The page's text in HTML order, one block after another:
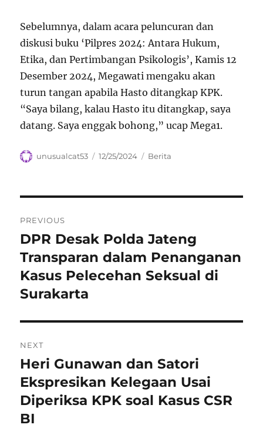
Sebelumnya, dalam acara peluncuran dan
diskusi buku ‘Pilpres 2024: Antara Hukum,
Etika, dan Pertimbangan Psikologis’, Kamis 12
Desember 2024, Megawati mengaku akan
turun tangan apabila Hasto ditangkap KPK.
“Saya bilang, kalau Hasto itu ditangkap, saya
datang. Saya enggak bohong,” ucap Mega1.
Author
unusualcat53
Posted
12/25/2024 Categories
Berita
pos
PREVIOUS
Previous
post:
DPR Desak Polda Jateng
Transparan dalam Penanganan
Kasus Pelecehan Seksual di
Surakarta
NEXT
Next
post:
Heri Gunawan dan Satori
Ekspresikan Kelegaan Usai
Diperiksa KPK soal Kasus CSR
BI